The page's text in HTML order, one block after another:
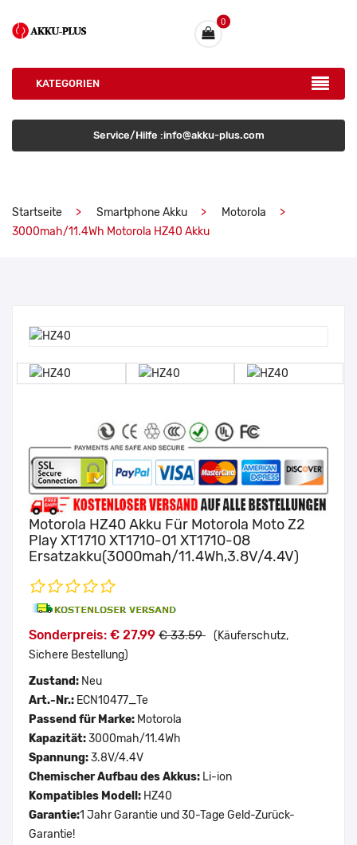
0
KATEGORIEN
Service/Hilfe :info@akku-plus.com
Startseite Smartphone Akku
Motorola
3000mah/11.4Wh Motorola HZ40 Akku
Motorola HZ40 Akku Für Motorola Moto Z2
Play XT1710 XT1710-01 XT1710-08
Ersatzakku(3000mah/11.4Wh,3.8V/4.4V)
Sonderpreis: € 27.99 € 33.59 (Käuferschutz,
Sichere Bestellung)
Zustand: Neu
Art.-Nr.: ECN10477_Te
Passend für Marke: Motorola
Kapazität:3000mah/11.4Wh
Spannung:3.8V/4.4V
Chemischer Aufbau des Akkus: Li-ion
Kompatibles Modell: HZ40
Garantie:1 Jahr Garantie und 30-Tage Geld-Zurück-
Garantie!